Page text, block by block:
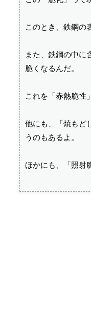
このとき、鉄鋼の
また、鉄鋼の中に
脆くなるんだ。
これを「赤熱脆性
他にも、「焼もど
うのもあるよ。
ほかにも、「照射